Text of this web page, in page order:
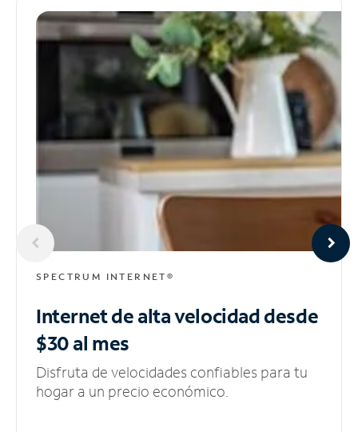
SPECTRUM INTERNET®
Internet de alta velocidaddesde
$30 al mes
Disfruta de velocidades confiables para tu
hogar a un precio económico.